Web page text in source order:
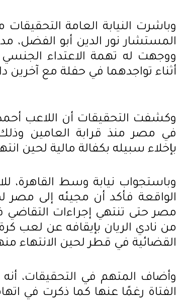
وباشرت النيابة العامة
المستشار نور الدين أبو الفضل،
ووجهت له تهمة الاعتداء
أثناء تواجدهما في حفلة مع
وكشفت التحقيقات أن اللاعب
في مصر منذ قرابة العامين
بإخلاء سبيله بكفالة مالية لحين
وباستجواب نيابة وسط
الواقعة فأكد أن مجيئه إلى
مصر حتى تنتهي إجراءات التقاضي
من نادي الريان بإيقافه عن لعب
القضائية في قطر لحين الانتهاء
وأضاف المتهم في التحقيقات،
الفتاة رغمًا عنها كما ذكرت في